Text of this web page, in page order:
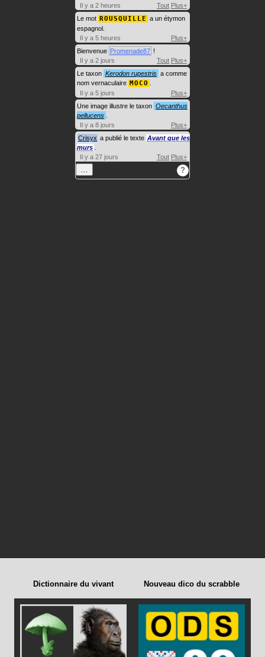
Il y a 2 heures
Tout Plus+
Le mot ROUSQUILLE a un étymon
espagnol.
Il y a 5 heures
Plus+
Bienvenue Promenade87 !
Il y a 2 jours
Tout Plus+
Le taxon Kerodon rupestris a comme
nom vernaculaire MOCO
Il y a 5 jours
Plus+
Une image illustre le taxon Oecanthus
pellucens
Il y a 8 jours
Plus+
Crisyx a publié le texte Avant que les
murs
Il y a 27 jours
Tout Plus+
… ?
Dictionnaire du vivant Nouveau dico du scrabble